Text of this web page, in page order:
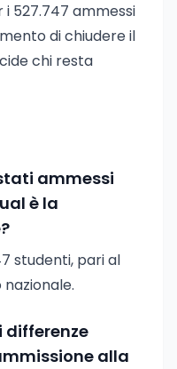
527.747 ammessi
di chiudere il
chi resta
ammessi
è la
studenti, pari al
nazionale.
differenze
alla